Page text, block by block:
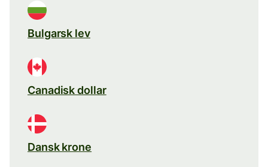
Bulgarsk lev
Canadisk dollar
Dansk krone